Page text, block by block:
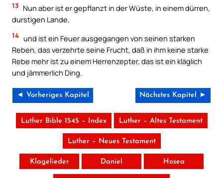
13 Nun aber ist er gepflanzt in der Wüste, in einem dürren,
durstigen Lande,
14 und ist ein Feuer ausgegangen von seinen starken
Reben, das verzehrte seine Frucht, daß in ihm keine starke
Rebe mehr ist zu einem Herrenzepter, das ist ein kläglich
und jämmerlich Ding.
◄ Vorheriges Kapitel Nächstes Kapitel ►
Luther Bible 1545 – Index Luther – Altes Testament
Luther – Neues Testament
Klagelieder Daniel Hosea